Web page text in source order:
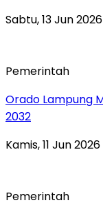
Sabtu, 13 Jun
Pemerintah
Orado Lampung
2032
Kamis, 11 Jun
Pemerintah